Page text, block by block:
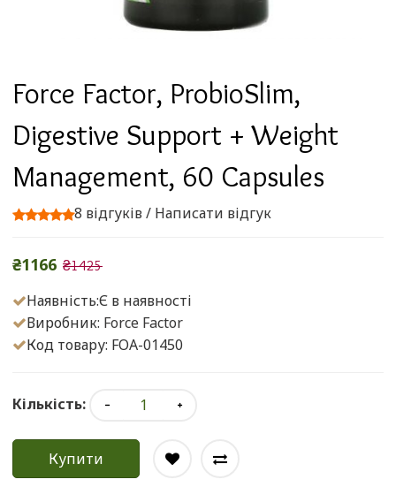
Force Factor, ProbioSlim,
Digestive Support + Weight
Management, 60 Capsules
8 відгуків/ Написати відгук
₴1166 ₴1425
Наявність:Є в наявності
Виробник: Force Factor
Код товару: FOA-01450
Кількість:
Купити